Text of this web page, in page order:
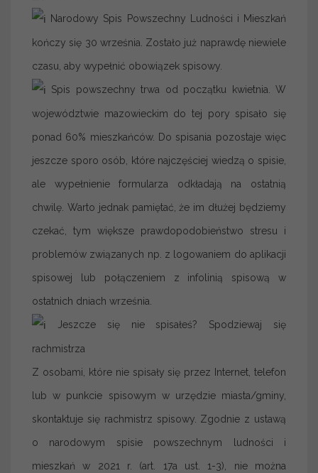
Narodowy Spis Powszechny Ludności i Mieszkań
kończy się 30 września. Zostało już naprawdę niewiele
czasu, aby wypełnić obowiązek spisowy.
Spis powszechny trwa od początku kwietnia. W
województwie mazowieckim do tej pory spisało się
ponad 60% mieszkańców. Do spisania pozostaje więc
jeszcze sporo osób, które najczęściej wiedzą o spisie,
ale wypełnienie formularza odkładają na ostatnią
chwilę. Warto jednak pamiętać, że im dłużej będziemy
czekać, tym większe prawdopodobieństwo stresu i
problemów związanych np. z logowaniem do aplikacji
spisowej lub połączeniem z infolinią spisową w
ostatnich dniach września.
Jeszcze się nie spisałeś? Spodziewaj się
rachmistrza
Z osobami, które nie spisały się przez Internet, telefon
lub w punkcie spisowym w urzędzie miasta/gminy,
skontaktuje się rachmistrz spisowy. Zgodnie z ustawą
o narodowym spisie powszechnym ludności i
mieszkań w 2021 r. (art. 17a ust. 1-3), nie można